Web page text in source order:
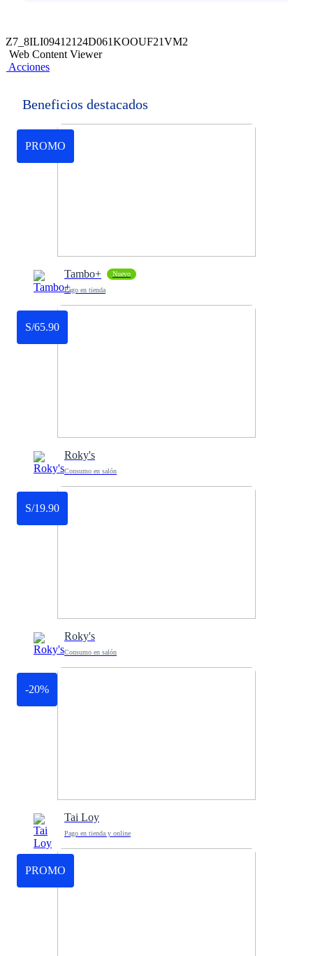
Z7_8ILI09412124D061KOOUF21VM2
Web Content Viewer
Acciones
Beneficios destacados
PROMO
Tambo+ Nuevo
Pago en tienda
S/65.90
Roky's
Consumo en salón
S/19.90
Roky's
Consumo en salón
-20%
Tai Loy
Pago en tienda y online
PROMO